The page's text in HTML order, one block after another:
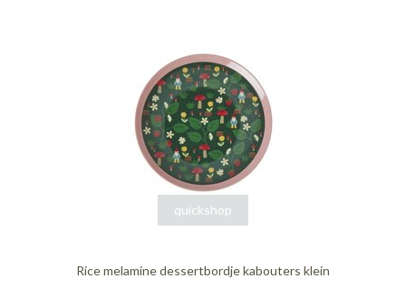
quickshop
Rice melamine dessertbordje kabouters klein